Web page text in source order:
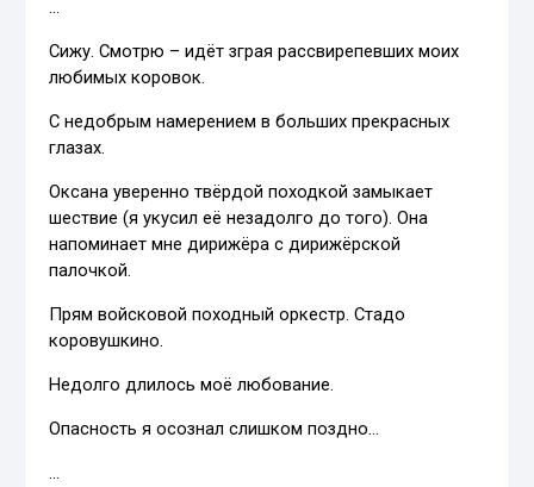
…
Сижу. Смотрю – идёт зграя рассвирепевших моих
любимых коровок.
С недобрым намерением в больших прекрасных
глазах.
Оксана уверенно твёрдой походкой замыкает
шествие (я укусил её незадолго до того). Она
напоминает мне дирижёра с дирижёрской
палочкой.
Прям войсковой походный оркестр. Стадо
коровушкино.
Недолго длилось моё любование.
Опасность я осознал слишком поздно…
…